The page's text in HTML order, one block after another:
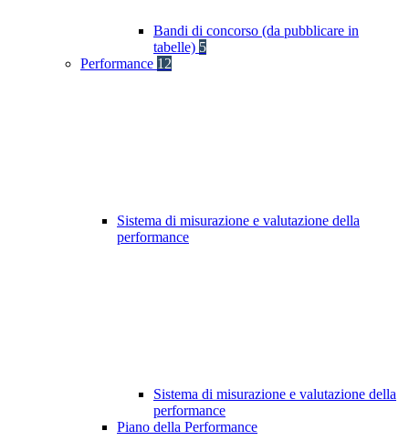
Bandi di concorso (da pubblicare in
tabelle) 5
Performance 12
Sistema di misurazione e valutazione della
performance
Sistema di misurazione e valutazione della
performance
Piano della Performance